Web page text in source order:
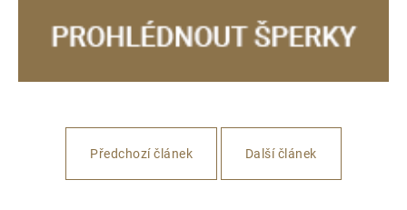
Předchozí článek Další článek